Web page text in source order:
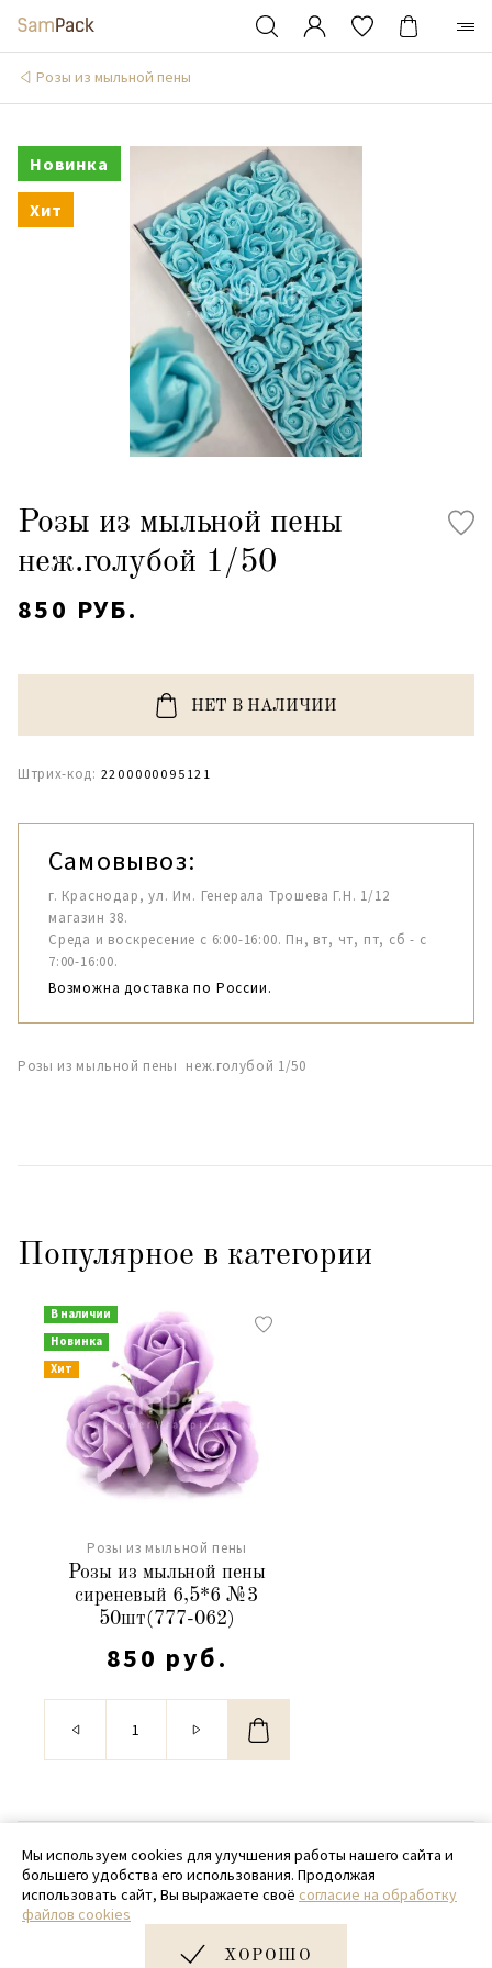
Розы из мыльной пены
Новинка
Хит
Розы из мыльной пены
неж.голубой 1/50
850 РУБ.
НЕТ В НАЛИЧИИ
Штрих-код: 2200000095121
Самовывоз:
г. Краснодар, ул. Им. Генерала Трошева Г.Н. 1/12
магазин 38.
Среда и воскресение с 6:00-16:00. Пн, вт, чт, пт, сб - с
7:00-16:00.
Возможна доставка по России.
Розы из мыльной пены неж.голубой 1/50
Популярное в категории
В наличии
Новинка
Хит
Розы из мыльной пены
Розы из мыльной пены
сиреневый 6,5*6 №3
50шт(777-062)
850 руб.
© 2020 - 2026 SamPack
+ 7 (918) 699-97-87
zakaz@sampack.store
Мы используем cookies для улучшения работы нашего сайта и
большего удобства его использования. Продолжая
использовать сайт, Вы выражаете своё согласие на обработку
файлов cookies
ХОРОШО